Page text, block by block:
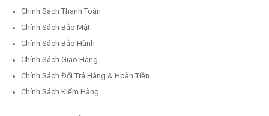
Chính Sách Thanh Toán
Chính Sách Bảo Mật
Chính Sách Bảo Hành
Chính Sách Giao Hàng
Chính Sách Đổi Trả Hàng & Hoàn Tiền
Chính Sách Kiểm Hàng